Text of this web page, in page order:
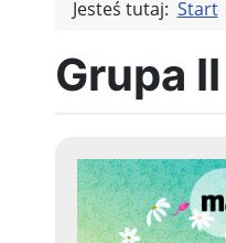
Jesteś tutaj: Start
Grupa